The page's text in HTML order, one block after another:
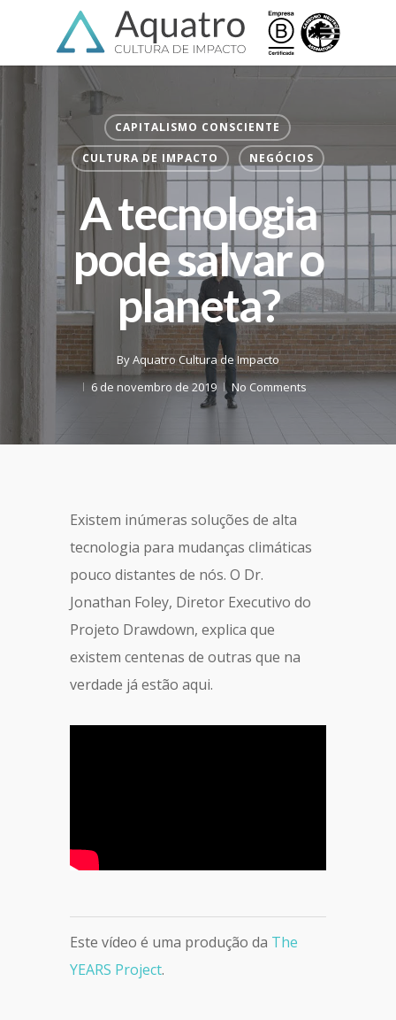
main
Menu
CAPITALISMO CONSCIENTE
CULTURA DE IMPACTO NEGÓCIOS
A tecnologia
pode salvar o
planeta?
ByAquatro Cultura de Impacto
6 de novembro de 2019
No Comments
Existem inúmeras soluções de alta
tecnologia para mudanças climáticas
pouco distantes de nós. O Dr.
Jonathan Foley, Diretor Executivo do
Projeto Drawdown, explica que
existem centenas de outras que na
verdade já estão aqui.
Este vídeo é uma produção da The
YEARS Project.